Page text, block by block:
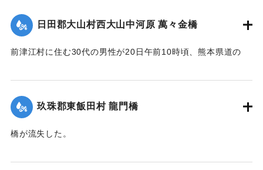
｜固有コード:00275033
日田郡大山村西大山中河原 萬々金橋
前津江村に住む30代の男性が20日午前10時頃、熊本県道の
れ、生死不明となった。同時に同村の浸水家屋20戸に達し、
空き家2戸を流失。なおこのため大山村～前津江村間の交通は
途絶した。
新築の家屋1棟が流失、その他損害があるはずだが交通途絶の
玖珠郡東飯田村 龍門橋
橋が流失した。